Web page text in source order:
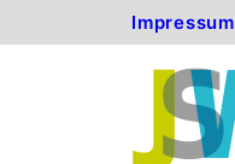
Impressum